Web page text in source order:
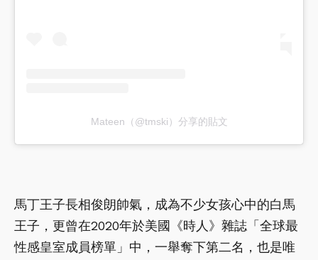
Mateen（@tmski）分享的貼文
馬丁王子長相俊朗帥氣，成為不少女孩心中的白馬
王子，更曾在2020年於美國《時人》雜誌「全球最
性感皇室成員榜單」中，一舉奪下第二名，也是唯